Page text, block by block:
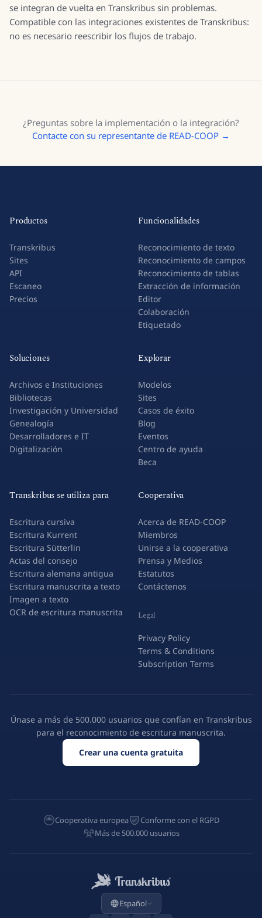
se integran de vuelta en Transkribus sin problemas.
Compatible con las integraciones existentes de Transkribus:
no es necesario reescribir los flujos de trabajo.
¿Preguntas sobre la implementación o la integración?
Contacte con su representante de READ-COOP →
Productos
Transkribus
Sites
API
Escaneo
Precios
Funcionalidades
Reconocimiento de texto
Reconocimiento de campos
Reconocimiento de tablas
Extracción de información
Editor
Colaboración
Etiquetado
Soluciones
Archivos e Instituciones
Bibliotecas
Investigación y Universidad
Genealogía
Desarrolladores e IT
Digitalización
Explorar
Modelos
Sites
Casos de éxito
Blog
Eventos
Centro de ayuda
Beca
Transkribus se utiliza para
Escritura cursiva
Escritura Kurrent
Escritura Sütterlin
Actas del consejo
Escritura alemana antigua
Escritura manuscrita a texto
Imagen a texto
OCR de escritura manuscrita
Cooperativa
Acerca de READ-COOP
Miembros
Unirse a la cooperativa
Prensa y Medios
Estatutos
Contáctenos
Legal
Privacy Policy
Terms & Conditions
Subscription Terms
Únase a más de 500.000 usuarios que confían en Transkribus
para el reconocimiento de escritura manuscrita.
Crear una cuenta gratuita
Cooperativa europea
Conforme con el RGPD
Más de 500.000 usuarios
Español